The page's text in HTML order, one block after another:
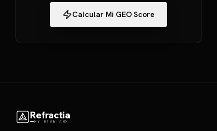
Calcular Mi GEO Score
Refractia
BY BIARLABS